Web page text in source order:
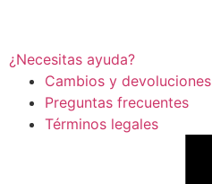
¿Necesitas ayuda?
Cambios y devoluciones
Preguntas frecuentes
Términos legales